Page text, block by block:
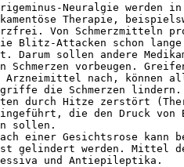
Neuralgie werden
Therapie,
Von Schmerzmitteln
Blitz-Attacken schon lange
Darum sollen andere
Schmerzen vorbeugen.
Arzneimittel nach, können
die Schmerzen
durch Hitze zerstört
die den Druck von
sollen.
einer Gesichtsrose kann
gelindert werden. Mittel
und Antiepileptika.